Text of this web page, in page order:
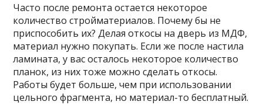
Часто после ремонта остается некоторое
количество стройматериалов. Почему бы не
приспособить их? Делая откосы на дверь из МДФ,
материал нужно покупать. Если же после настила
ламината, у вас осталось некоторое количество
планок, из них тоже можно сделать откосы.
Работы будет больше, чем при использовании
цельного фрагмента, но материал-то бесплатный.